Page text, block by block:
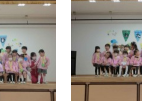
2024年10月(31)
2023年10月(32)
2022年10月(28)
2021年10月(08)
2020年10月(13)
2019年10月(09)